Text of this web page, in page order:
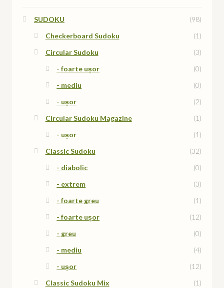
SUDOKU
(98)
Checkerboard Sudoku
(1)
Circular Sudoku
(3)
- foarte ușor
(0)
- mediu
(0)
- ușor
(2)
Circular Sudoku Magazine
(1)
- ușor
(1)
Classic Sudoku
(32)
- diabolic
(0)
- extrem
(3)
- foarte greu
(1)
- foarte ușor
(12)
- greu
(0)
- mediu
(4)
- ușor
(12)
Classic Sudoku Mix
(1)